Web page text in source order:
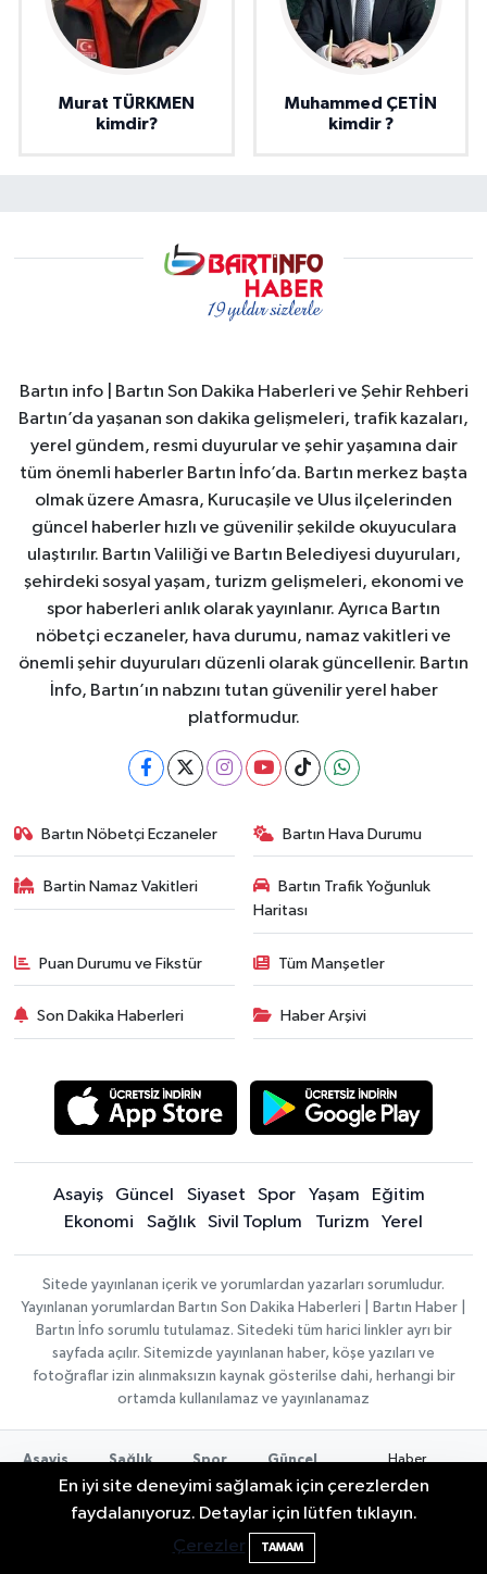
Murat TÜRKMEN
kimdir?
Muhammed ÇETİN
kimdir ?
Bartın info | Bartın Son Dakika Haberleri ve Şehir Rehberi
Bartın’da yaşanan son dakika gelişmeleri, trafik kazaları,
yerel gündem, resmi duyurular ve şehir yaşamına dair
tüm önemli haberler Bartın İnfo’da. Bartın merkez başta
olmak üzere Amasra, Kurucaşile ve Ulus ilçelerinden
güncel haberler hızlı ve güvenilir şekilde okuyuculara
ulaştırılır. Bartın Valiliği ve Bartın Belediyesi duyuruları,
şehirdeki sosyal yaşam, turizm gelişmeleri, ekonomi ve
spor haberleri anlık olarak yayınlanır. Ayrıca Bartın
nöbetçi eczaneler, hava durumu, namaz vakitleri ve
önemli şehir duyuruları düzenli olarak güncellenir. Bartın
İnfo, Bartın’ın nabzını tutan güvenilir yerel haber
platformudur.
Bartın Nöbetçi Eczaneler Bartın Hava Durumu
Bartin Namaz Vakitleri
Bartın Trafik Yoğunluk
Haritası
Puan Durumu ve Fikstür Tüm Manşetler
Son Dakika Haberleri Haber Arşivi
Asayiş Güncel Siyaset Spor Yaşam
Eğitim
Ekonomi
Sağlık Sivil Toplum Turizm Yerel
Sitede yayınlanan içerik ve yorumlardan yazarları sorumludur.
Yayınlanan yorumlardan Bartın Son Dakika Haberleri | Bartın Haber |
Bartın İnfo sorumlu tutulamaz. Sitedeki tüm harici linkler ayrı bir
sayfada açılır. Sitemizde yayınlanan haber, köşe yazıları ve
fotoğraflar izin alınmaksızın kaynak gösterilse dahi, herhangi bir
ortamda kullanılamaz ve yayınlanamaz
Asayiş Sağlık Spor
Güncel
Siyaset
Yaşam Turizm
Eğitim
Konaklama tesisleri
Bartın Medya
Haber
Yazılımı:
Copyright ©
En iyi site deneyimi sağlamak için çerezlerden
faydalanıyoruz. Detaylar için lütfen tıklayın.
Çerezler
TAMAM
10:43 Bartın Sahillerinde 2 Ayda 271 Kişi
Ölümden Döndü